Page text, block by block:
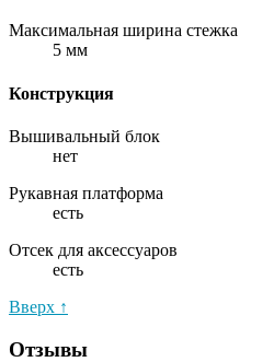
Максимальная ширина стежка
5 мм
Конструкция
Вышивальный блок
нет
Рукавная платформа
есть
Отсек для аксессуаров
есть
Вверх ↑
Отзывы